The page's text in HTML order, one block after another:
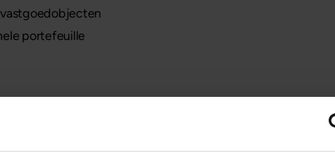
portefeuille
bij ons op kantoor in Breukelen. Deze zijn voor fonds 11